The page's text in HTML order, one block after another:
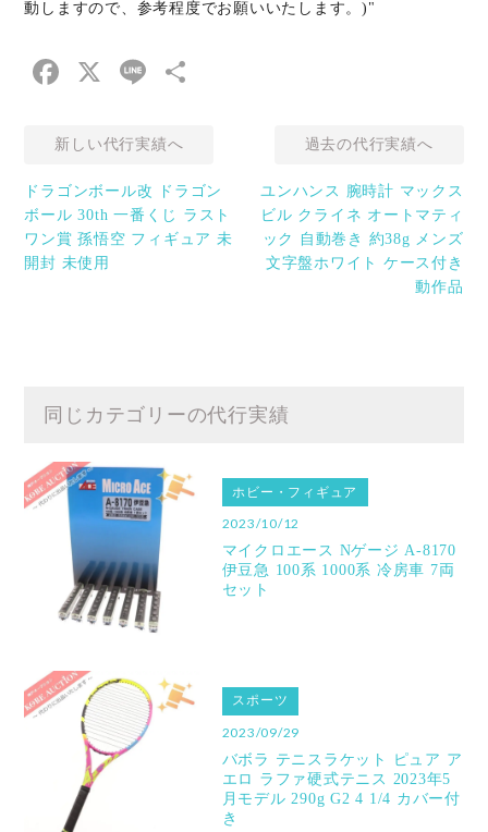
動しますので、参考程度でお願いいたします。)"
Facebook
X Line
新しい代行実績へ
ドラゴンボール改 ドラゴン
ボール 30th 一番くじ ラスト
ワン賞 孫悟空 フィギュア 未
開封 未使用
過去の代行実績へ
ユンハンス 腕時計 マックス
ビル クライネ オートマティ
ック 自動巻き 約38g メンズ
文字盤ホワイト ケース付き
動作品
同じカテゴリーの代行実績
ホビー・フィギュア
2023/10/12
マイクロエース Nゲージ A-8170
伊豆急 100系 1000系 冷房車 7両
セット
スポーツ
2023/09/29
バボラ テニスラケット ピュア ア
エロ ラファ硬式テニス 2023年5
月モデル 290g G2 4 1/4 カバー付
き